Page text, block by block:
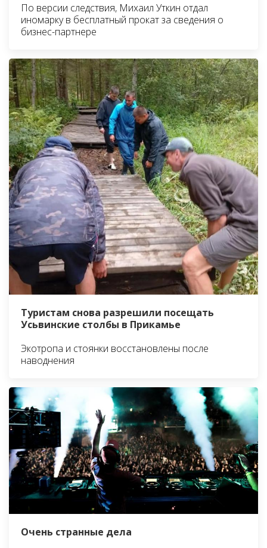
По версии следствия, Михаил Уткин отдал
иномарку в бесплатный прокат за сведения о
бизнес-партнере
Туристам снова разрешили посещать
Усьвинские столбы в Прикамье
Экотропа и стоянки восстановлены после
наводнения
Очень странные дела